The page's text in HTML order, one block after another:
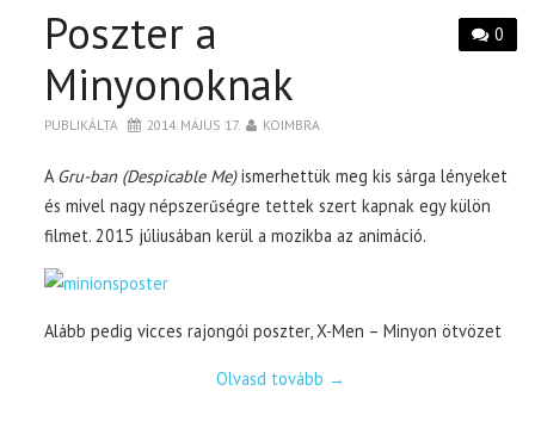
0
Poszter a
Minyonoknak
PUBLIKÁLTA 2014. MÁJUS 17. KOIMBRA
AGru-ban (Despicable Me)ismerhettük meg kis sárga lényeket
és mivel nagy népszerűségre tettek szert kapnak egy külön
filmet. 2015 júliusában kerül a mozikba az animáció.
Alább pedig vicces rajongói poszter, X-Men – Minyon ötvözet
Olvasd tovább →